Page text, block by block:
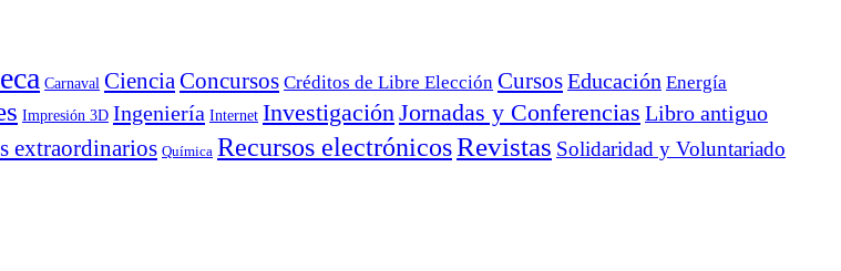
Carnaval CienciaConcursos Créditos de Libre Elección CursosEducación Energía
Impresión 3D Ingeniería Internet InvestigaciónJornadas y Conferencias Libro antiguo
extraordinarios Química Recursos electrónicosRevistas Solidaridad y Voluntariado